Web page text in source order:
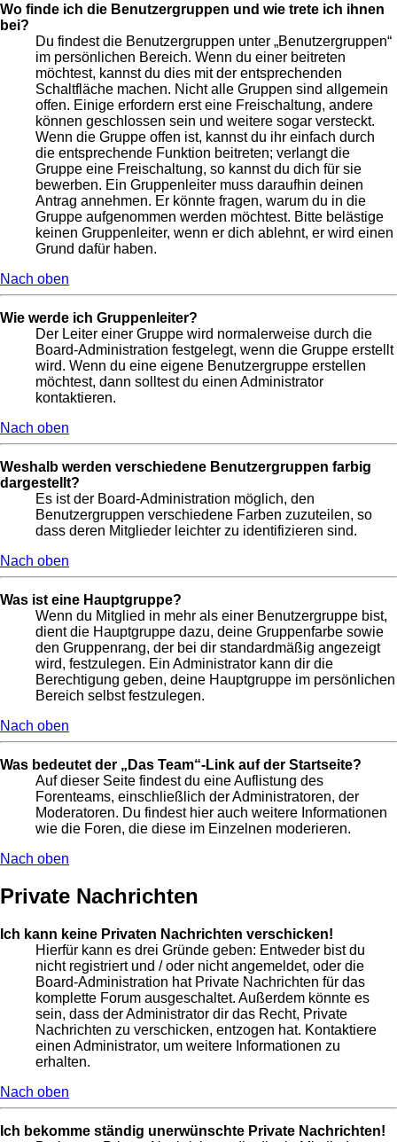
Wo finde ich die Benutzergruppen und wie trete ich ihnen
bei?
Du findest die Benutzergruppen unter „Benutzergruppen“
im persönlichen Bereich. Wenn du einer beitreten
möchtest, kannst du dies mit der entsprechenden
Schaltfläche machen. Nicht alle Gruppen sind allgemein
offen. Einige erfordern erst eine Freischaltung, andere
können geschlossen sein und weitere sogar versteckt.
Wenn die Gruppe offen ist, kannst du ihr einfach durch
die entsprechende Funktion beitreten; verlangt die
Gruppe eine Freischaltung, so kannst du dich für sie
bewerben. Ein Gruppenleiter muss daraufhin deinen
Antrag annehmen. Er könnte fragen, warum du in die
Gruppe aufgenommen werden möchtest. Bitte belästige
keinen Gruppenleiter, wenn er dich ablehnt, er wird einen
Grund dafür haben.
Nach oben
Wie werde ich Gruppenleiter?
Der Leiter einer Gruppe wird normalerweise durch die
Board-Administration festgelegt, wenn die Gruppe erstellt
wird. Wenn du eine eigene Benutzergruppe erstellen
möchtest, dann solltest du einen Administrator
kontaktieren.
Nach oben
Weshalb werden verschiedene Benutzergruppen farbig
dargestellt?
Es ist der Board-Administration möglich, den
Benutzergruppen verschiedene Farben zuzuteilen, so
dass deren Mitglieder leichter zu identifizieren sind.
Nach oben
Was ist eine Hauptgruppe?
Wenn du Mitglied in mehr als einer Benutzergruppe bist,
dient die Hauptgruppe dazu, deine Gruppenfarbe sowie
den Gruppenrang, der bei dir standardmäßig angezeigt
wird, festzulegen. Ein Administrator kann dir die
Berechtigung geben, deine Hauptgruppe im persönlichen
Bereich selbst festzulegen.
Nach oben
Was bedeutet der „Das Team“-Link auf der Startseite?
Auf dieser Seite findest du eine Auflistung des
Forenteams, einschließlich der Administratoren, der
Moderatoren. Du findest hier auch weitere Informationen
wie die Foren, die diese im Einzelnen moderieren.
Nach oben
Private Nachrichten
Ich kann keine Privaten Nachrichten verschicken!
Hierfür kann es drei Gründe geben: Entweder bist du
nicht registriert und / oder nicht angemeldet, oder die
Board-Administration hat Private Nachrichten für das
komplette Forum ausgeschaltet. Außerdem könnte es
sein, dass der Administrator dir das Recht, Private
Nachrichten zu verschicken, entzogen hat. Kontaktiere
einen Administrator, um weitere Informationen zu
erhalten.
Nach oben
Ich bekomme ständig unerwünschte Private Nachrichten!